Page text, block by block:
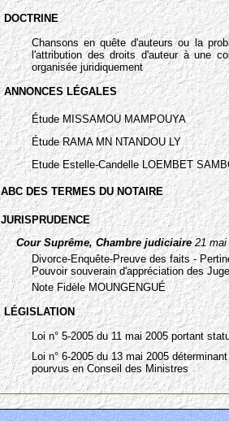
DOCTRINE
Chansons en quête d'auteurs ou la
l'attribution des droits d'auteur à une
organisée juridiquement
ANNONCES LÉGALES
Étude MISSAMOU MAMPOUYA
Étude RAMA MN NTANDOU LY
Etude Estelle-Candelle LOEMBET
ABC DES TERMES DU NOTAIRE
JURISPRUDENCE
Cour Suprême, Chambre judiciaire21 mai
Divorce-Enquête-Preuve des faits -
Pouvoir souverain d'appréciation des
Note Fidèle MOUNGENGUÉ
LÉGISLATION
Loi n° 5-2005 du 11 mai 2005 portant
Loi n° 6-2005 du 13 mai 2005
pourvus en Conseil des Ministres